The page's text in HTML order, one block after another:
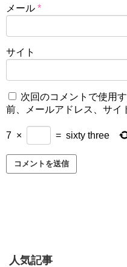
メール *
サイト
次回のコメントで使用
前、メールアドレス、サイ
7 × = sixty three
人気記事